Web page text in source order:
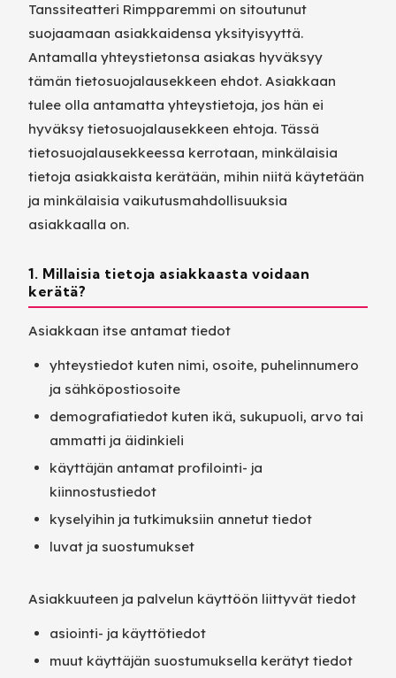
Tanssiteatteri Rimpparemmi on sitoutunut
suojaamaan asiakkaidensa yksityisyyttä.
Antamalla yhteystietonsa asiakas hyväksyy
tämän tietosuojalausekkeen ehdot. Asiakkaan
tulee olla antamatta yhteystietoja, jos hän ei
hyväksy tietosuojalausekkeen ehtoja. Tässä
tietosuojalausekkeessa kerrotaan, minkälaisia
tietoja asiakkaista kerätään, mihin niitä käytetään
ja minkälaisia vaikutusmahdollisuuksia
asiakkaalla on.
1. Millaisia tietoja asiakkaasta voidaan
kerätä?
Asiakkaan itse antamat tiedot
yhteystiedot kuten nimi, osoite, puhelinnumero
ja sähköpostiosoite
demografiatiedot kuten ikä, sukupuoli, arvo tai
ammatti ja äidinkieli
käyttäjän antamat profilointi- ja
kiinnostustiedot
kyselyihin ja tutkimuksiin annetut tiedot
luvat ja suostumukset
Asiakkuuteen ja palvelun käyttöön liittyvät tiedot
asiointi- ja käyttötiedot
muut käyttäjän suostumuksella kerätyt tiedot